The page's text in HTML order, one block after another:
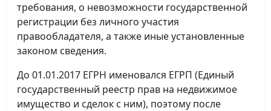
требования, о невозможности государственной
регистрации без личного участия
правообладателя, а также иные установленные
законом сведения.
До 01.01.2017 ЕГРН именовался ЕГРП (Единый
государственный реестр прав на недвижимое
имущество и сделок с ним), поэтому после